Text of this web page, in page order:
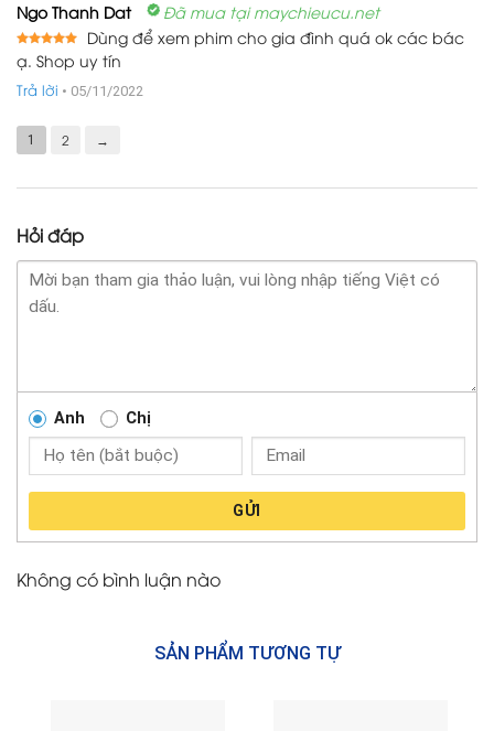
Ngo Thanh Dat Đã mua tại maychieucu.net
Được xếp
hạng 55
sao
Dùng để xem phim cho gia đình quá ok các bác
ạ. Shop uy tín
Trả lời • 05/11/2022
1 2 →
Hỏi đáp
Anh Chị
GỬI
Không có bình luận nào
SẢN PHẨM TƯƠNG TỰ